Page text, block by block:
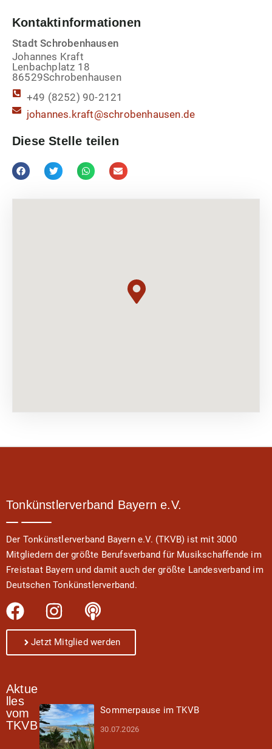
Kontaktinformationen
Stadt Schrobenhausen
Johannes Kraft
Lenbachplatz 18
86529Schrobenhausen
+49 (8252) 90-2121
johannes.kraft@schrobenhausen.de
Diese Stelle teilen
Tonkünstlerverband Bayern e.V.
Der Tonkünstlerverband Bayern e.V. (TKVB) ist mit 3000
Mitgliedern der größte Berufsverband für Musikschaffende im
Freistaat Bayern und damit auch der größte Landesverband im
Deutschen Tonkünstlerverband.
Jetzt Mitglied werden
Aktue
lles
vom
TKVB
Sommerpause im TKVB
30.07.2026